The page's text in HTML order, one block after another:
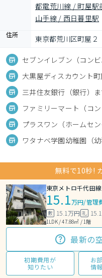
都電荒川線 / 町屋駅
山手線 / 西日暮里駅
住所 東京都荒川区町屋２
セブンイレブン（コン
大黒屋ディスカウント
三井住友銀行（銀行）
ファミリーマート（コ
プラスワン（ホームセ
ワタナベ学園幼稚園（
無料で10秒!
東京メトロ千代田
15.1万円/管理
敷 15.1万円 礼
1LDK / 47.88㎡ / 1階
最新の
初期費用が
知りたい
お
情